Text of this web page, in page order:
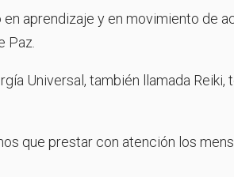
aprendizaje y en movimiento de
Paz.
Universal, también llamada
que prestar con atención los